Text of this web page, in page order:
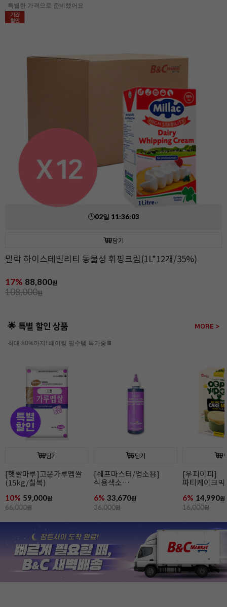
특별한 가격으로 준비했어요
기간
할인
02일 11:36:01
담기
밀락 하이스테빌리티 동물성 휘핑크림(1L*12개/35%)
17% 88,800원
108,000원
🌟 특별 할인 상품 MORE >
최대 80%까지! 베이킹 필수템 특가중🍫
담기
[햇쌀마루]고운가루멥쌀
(15kg/칠복)
10% 59,000원
66,000원
담기
[쉐프마스터/업소용]
식용색소
10.5온즈(리쿠아젤)
6% 33,670원
36,000원
[우피이피]
파티케이크
6% 14,990원
16,000원